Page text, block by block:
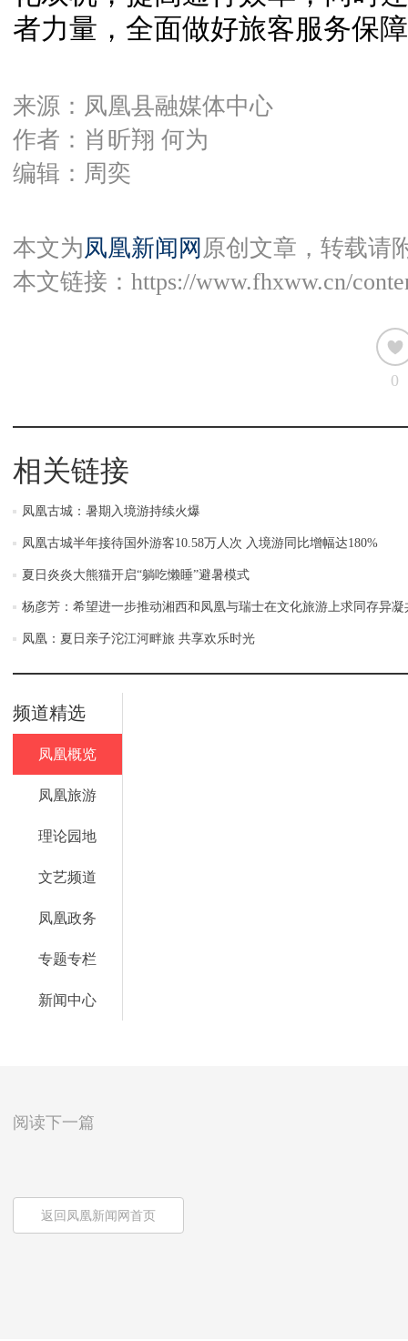
者力量，全面做好旅客服务保
来源：凤凰县融媒体中心
作者：肖昕翔 何为
编辑：周奕
本文为凤凰新闻网 原创文章，转载请
本文链接： https://www.fhxww.cn/
0
相关链接
凤凰古城：暑期入境游持续火爆
凤凰古城半年接待国外游客10.58万人次 入境游同比增幅达180%
夏日炎炎大熊猫开启“躺吃懒睡”避暑模式
杨彦芳：希望进一步推动湘西和凤凰与瑞士在文化旅游上求同存异
凤凰：夏日亲子沱江河畔旅 共享欢乐时光
频道精选
凤凰概览
凤凰旅游
理论园地
文艺频道
凤凰政务
专题专栏
新闻中心
阅读下一篇
返回凤凰新闻网首页